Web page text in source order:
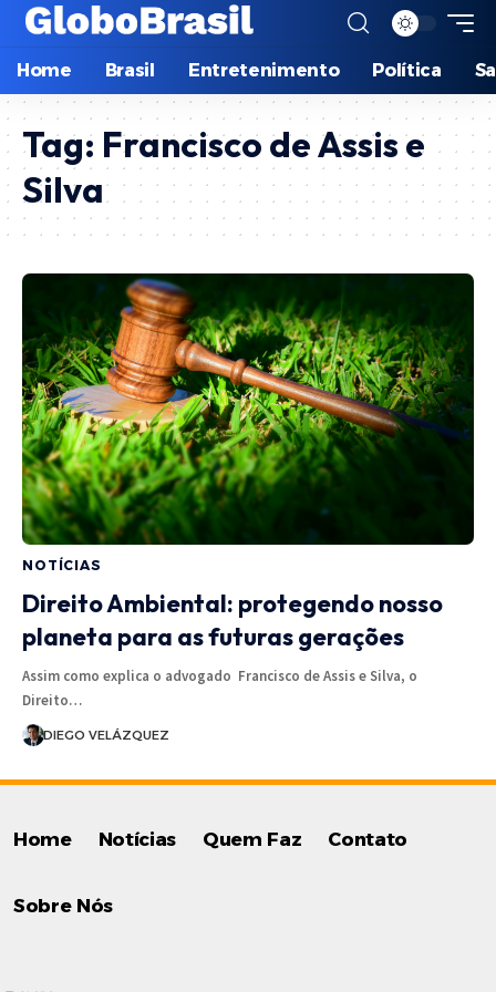
Home Brasil Entretenimento Política
Tag: Francisco de Assis e
Silva
NOTÍCIAS
Direito Ambiental: protegendo nosso
planeta para as futuras gerações
Assim como explica o advogado Francisco de Assis e Silva, o
Direito…
DIEGO VELÁZQUEZ
Home Notícias Quem Faz Contato
Sobre Nós